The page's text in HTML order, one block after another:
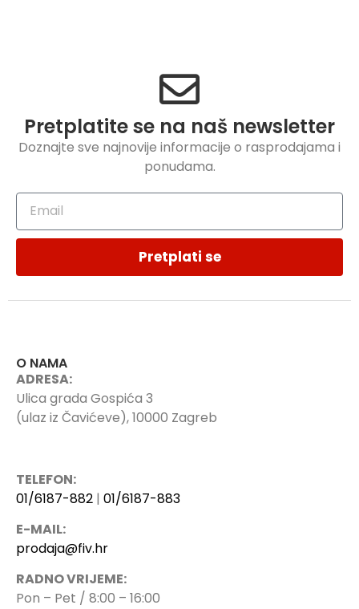
Pretplatite se na naš newsletter
Doznajte sve najnovije informacije o rasprodajama i
ponudama.
Pretplati se
O NAMA
ADRESA:
Ulica grada Gospića 3
(ulaz iz Čavićeve), 10000 Zagreb
TELEFON:
01/6187-882 | 01/6187-883
E-MAIL:
prodaja@fiv.hr
RADNO VRIJEME:
Pon – Pet / 8:00 – 16:00